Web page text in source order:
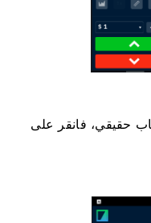
حقيقي، فانقر على